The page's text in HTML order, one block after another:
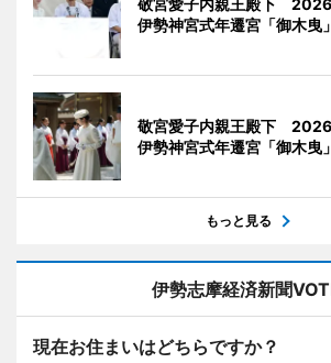
敬宮愛子内親王殿下
伊勢神宮式年遷宮「御木曳
敬宮愛子内親王殿下
伊勢神宮式年遷宮「御木曳
もっと見る
伊勢志摩経済新聞
現在お住まいはどちらですか？